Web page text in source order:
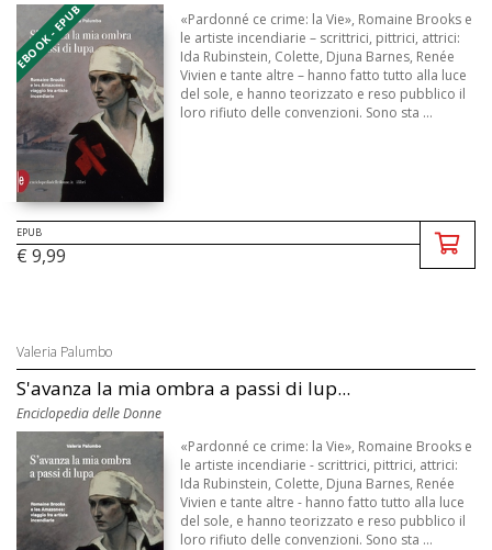
EBOOK - EPUB
«Pardonné ce crime: la Vie», Romaine Brooks e
le artiste incendiarie – scrittrici, pittrici, attrici:
Ida Rubinstein, Colette, Djuna Barnes, Renée
Vivien e tante altre – hanno fatto tutto alla luce
del sole, e hanno teorizzato e reso pubblico il
loro rifiuto delle convenzioni. Sono sta ...
EPUB
€ 9,99
Valeria Palumbo
S'avanza la mia ombra a passi di lup...
Enciclopedia delle Donne
«Pardonné ce crime: la Vie», Romaine Brooks e
le artiste incendiarie - scrittrici, pittrici, attrici:
Ida Rubinstein, Colette, Djuna Barnes, Renée
Vivien e tante altre - hanno fatto tutto alla luce
del sole, e hanno teorizzato e reso pubblico il
loro rifiuto delle convenzioni. Sono sta ...